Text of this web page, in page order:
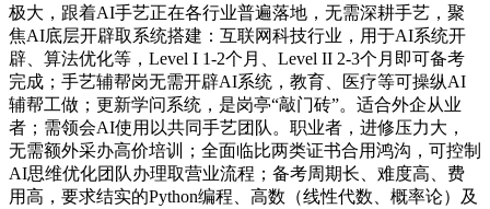
极大，跟着AI手艺正在各行业普遍落地，无需深耕手艺，聚
焦AI底层开辟取系统搭建：互联网科技行业，用于AI系统开
辟、算法优化等，Level I 1-2个月、Level II 2-3个月即可备考
完成；手艺辅帮岗无需开辟AI系统，教育、医疗等可操纵AI
辅帮工做；更新学问系统，是岗亭“敲门砖”。适合外企从业
者；需领会AI使用以共同手艺团队。职业者，进修压力大，
无需额外采办高价培训；全面临比两类证书合用鸿沟，可控制
AI思维优化团队办理取营业流程；备考周期长、难度高、费
用高，要求结实的Python编程、高数（线性代数、概率论）及